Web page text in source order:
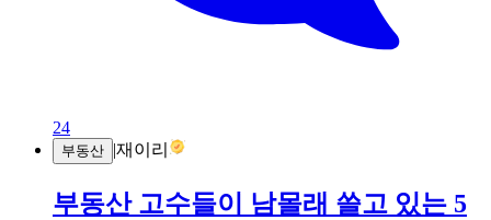
24
부동산 |재이리
부동산 고수들이 남몰래 쓸고 있는 5